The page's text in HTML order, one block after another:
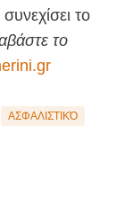
το
το
ΑΣΦΑΛΙΣΤΙΚΌ